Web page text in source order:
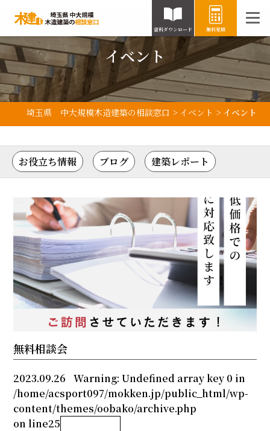
資料ダウンロード 無料見積
イベント
埼玉県 中大規模木造建築の相談窓口 > イベント > イベント
お役立ち情報 ブログ 建築レポート
無料相談会
2023.09.26 Warning: Undefined array key 0 in
/home/acsport097/mokken.jp/public_html/wp-
content/themes/oobako/archive.php
on line25